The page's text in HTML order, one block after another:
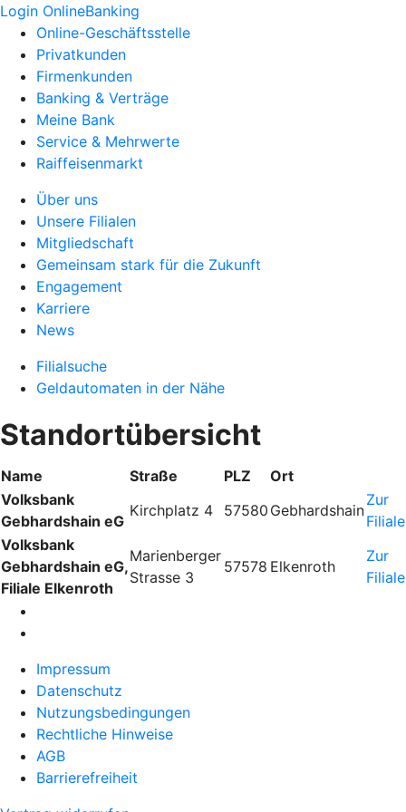
Login OnlineBanking
Online-Geschäftsstelle
Privatkunden
Firmenkunden
Banking & Verträge
Meine Bank
Service & Mehrwerte
Raiffeisenmarkt
Über uns
Unsere Filialen
Mitgliedschaft
Gemeinsam stark für die Zukunft
Engagement
Karriere
News
Filialsuche
Geldautomaten in der Nähe
Standortübersicht
Name Straße PLZ
Ort
Volksbank
Gebhardshain eG
Kirchplatz 4 57580 Gebhardshain
Zur
Filiale
Volksbank
Gebhardshain eG,
Filiale Elkenroth
Marienberger
Strasse 3
57578 Elkenroth
Zur
Filiale
Impressum
Datenschutz
Nutzungsbedingungen
Rechtliche Hinweise
AGB
Barrierefreiheit